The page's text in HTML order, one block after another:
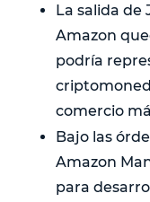
La salida de
Amazon
podría
comercio
Bajo las
Amazon
para